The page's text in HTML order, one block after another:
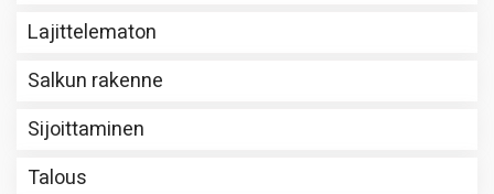
Lajittelematon
Salkun rakenne
Sijoittaminen
Talous